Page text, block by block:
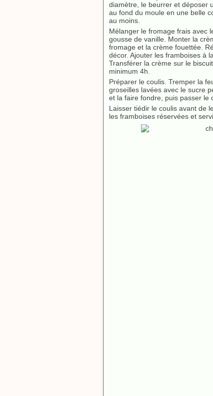
diamètre, le beurrer et déposer
au fond du moule en une belle
au moins.
Mélanger le fromage frais avec
gousse de vanille. Monter la
fromage et la crème fouettée.
décor. Ajouter les framboises à
Transférer la crème sur le
minimum 4h.
Préparer le coulis. Tremper la
groseilles lavées avec le sucre
et la faire fondre, puis passer le
Laisser tiédir le coulis avant de
les framboises réservées et